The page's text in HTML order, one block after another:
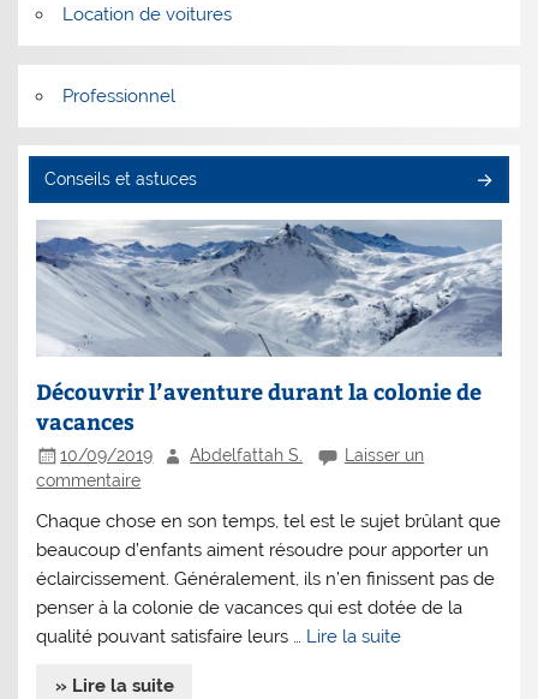
Location de voitures
Professionnel
Conseils et astuces
Découvrir l’aventure durant la colonie de
vacances
10/09/2019 Abdelfattah S.
Laisser un
commentaire
Chaque chose en son temps, tel est le sujet brûlant que
beaucoup d’enfants aiment résoudre pour apporter un
éclaircissement. Généralement, ils n’en finissent pas de
penser à la colonie de vacances qui est dotée de la
qualité pouvant satisfaire leurs … Lire la suite
» Lire la suite